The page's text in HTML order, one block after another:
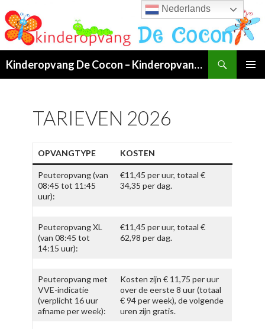
Kinderopvang De Cocon – Kinderopvang van 07:00 tot 19:00 uur in Klundert!
TARIEVEN 2026
OPVANGTYPE KOSTEN
Peuteropvang (van
08:45 tot 11:45
uur):
€11,45 per uur, totaal €
34,35 per dag.
Peuteropvang XL
(van 08:45 tot
14:15 uur):
€11,45 per uur, totaal €
62,98 per dag.
Peuteropvang met
VVE-indicatie
(verplicht 16 uur
afname per week):
Kosten zijn € 11,75 per uur
over de eerste 8 uur (totaal
€ 94 per week), de volgende
uren zijn gratis.
Nederlands